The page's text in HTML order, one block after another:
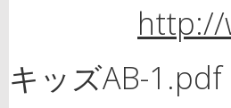
http://
キッズAB-1.pdf